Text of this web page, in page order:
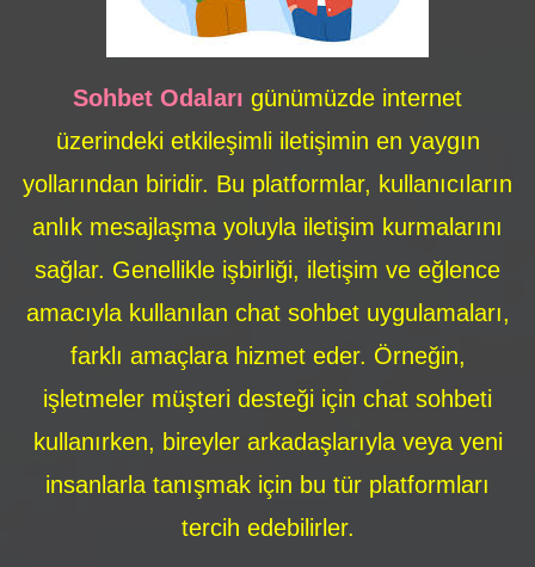
Sohbet Odaları günümüzde internet
üzerindeki etkileşimli iletişimin en yaygın
yollarından biridir. Bu platformlar, kullanıcıların
anlık mesajlaşma yoluyla iletişim kurmalarını
sağlar. Genellikle işbirliği, iletişim ve eğlence
amacıyla kullanılan chat sohbet uygulamaları,
farklı amaçlara hizmet eder. Örneğin,
işletmeler müşteri desteği için chat sohbeti
kullanırken, bireyler arkadaşlarıyla veya yeni
insanlarla tanışmak için bu tür platformları
tercih edebilirler.